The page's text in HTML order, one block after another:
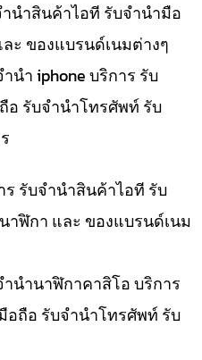
นำสินค้าไอที รับจำนำมือ
ะ ของแบรนด์เนมต่างๆ
นำ iphone บริการ รับ
อ รับจำนำโทรศัพท์ รับ
รับจำนำสินค้าไอที รับ
ฬิกา และ ของแบรนด์เนม
นำนาฬิกาคาสิโอ บริการ
ถือ รับจำนำโทรศัพท์ รับ